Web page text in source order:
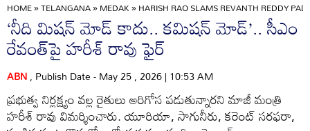
HOME»TELANGANA»MEDAK»HARISH RAO SLAMS REVANTH REDDY
‘నీది మిషన్ మోడ్ కాదు.. కమిషన్ మోడ్’.. సీఎం
రేవంత్‌పై హరీశ్ రావు ఫైర్
ABN, Publish Date - May 25 , 2026 | 10:53 AM
ప్రభుత్వ నిర్లక్ష్యం వల్ల రైతులు అరిగోస పడుతున్నారని మాజీ మంత్రి
హరీశ్ రావు విమర్శించారు. యూరియా, సాగునీరు, కరెంట్ సరఫరా,